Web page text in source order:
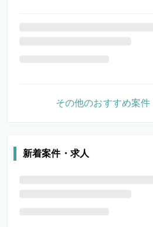
その他のおすすめ案件
新着案件・求人